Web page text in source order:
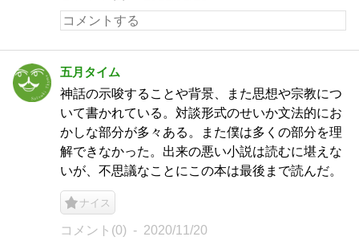
五月タイム
神話の示唆することや背景、また思想や宗教につ
いて書かれている。対談形式のせいか文法的にお
かしな部分が多々ある。また僕は多くの部分を理
解できなかった。出来の悪い小説は読むに堪えな
いが、不思議なことにこの本は最後まで読んだ。
ナイス
コメント(0) 2020/11/20